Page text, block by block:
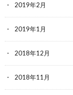
2019年2月
2019年1月
2018年12月
2018年11月